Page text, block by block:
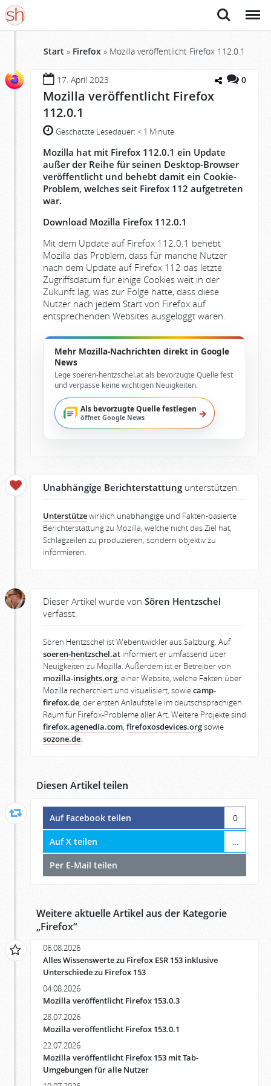
Suche Menü
Start » Firefox » Mozilla veröffentlicht Firefox 112.0.1
17. April 2023 0
Mozilla veröffentlicht Firefox
112.0.1
Geschätzte Lesedauer: < 1 Minute
Mozilla hat mit Firefox 112.0.1 ein Update
außer der Reihe für seinen Desktop-Browser
veröffentlicht und behebt damit ein Cookie-
Problem, welches seit Firefox 112 aufgetreten
war.
Download Mozilla Firefox 112.0.1
Mit dem Update auf Firefox 112.0.1 behebt
Mozilla das Problem, dass für manche Nutzer
nach dem Update auf Firefox 112 das letzte
Zugriffsdatum für einige Cookies weit in der
Zukunft lag, was zur Folge hatte, dass diese
Nutzer nach jedem Start von Firefox auf
entsprechenden Websites ausgeloggt waren.
Mehr Mozilla-Nachrichten direkt in Google
News
Lege soeren-hentzschel.at als bevorzugte Quelle fest
und verpasse keine wichtigen Neuigkeiten.
Als bevorzugte Quelle festlegen
öffnet Google News →
Unabhängige Berichterstattung unterstützen.
Unterstützewirklich unabhängige und Fakten-basierte
Berichterstattung zu Mozilla, welche nicht das Ziel hat,
Schlagzeilen zu produzieren, sondern objektiv zu
informieren.
Dieser Artikel wurde von Sören Hentzschel
verfasst.
Sören Hentzschel ist Webentwickler aus Salzburg. Auf
soeren-hentzschel.at informiert er umfassend über
Neuigkeiten zu Mozilla. Außerdem ist er Betreiber von
mozilla-insights.org, einer Website, welche Fakten über
Mozilla recherchiert und visualisiert, sowiecamp-
firefox.de, der ersten Anlaufstelle im deutschsprachigen
Raum für Firefox-Probleme aller Art. Weitere Projekte sind
firefox.agenedia.com, firefoxosdevices.orgsowie
sozone.de.
Diesen Artikel teilen
Auf Facebook teilen 0
Auf X teilen …
Per E-Mail teilen
Weitere aktuelle Artikel aus der Kategorie
„Firefox“
06.08.2026
Alles Wissenswerte zu Firefox ESR 153 inklusive
Unterschiede zu Firefox 153
04.08.2026
Mozilla veröffentlicht Firefox 153.0.3
28.07.2026
Mozilla veröffentlicht Firefox 153.0.1
22.07.2026
Mozilla veröffentlicht Firefox 153 mit Tab-
Umgebungen für alle Nutzer